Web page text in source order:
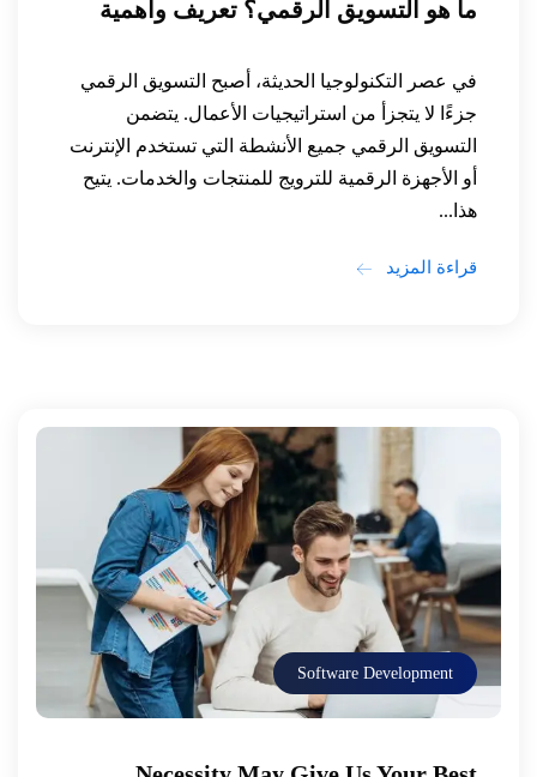
ما هو التسويق الرقمي؟ تعريف وأهمية
في عصر التكنولوجيا الحديثة، أصبح التسويق الرقمي
جزءًا لا يتجزأ من استراتيجيات الأعمال. يتضمن
التسويق الرقمي جميع الأنشطة التي تستخدم الإنترنت
أو الأجهزة الرقمية للترويج للمنتجات والخدمات. يتيح
هذا...
قراءة المزيد
Software Development